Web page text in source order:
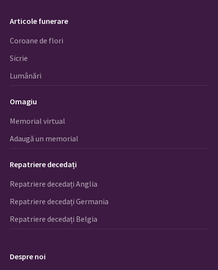
Articole funerare
Coroane de flori
Sicrie
Lumânări
Omagiu
Memorial virtual
Adaugă un memorial
Repatriere decedați
Repatriere decedați Anglia
Repatriere decedați Germania
Repatriere decedați Belgia
Despre noi